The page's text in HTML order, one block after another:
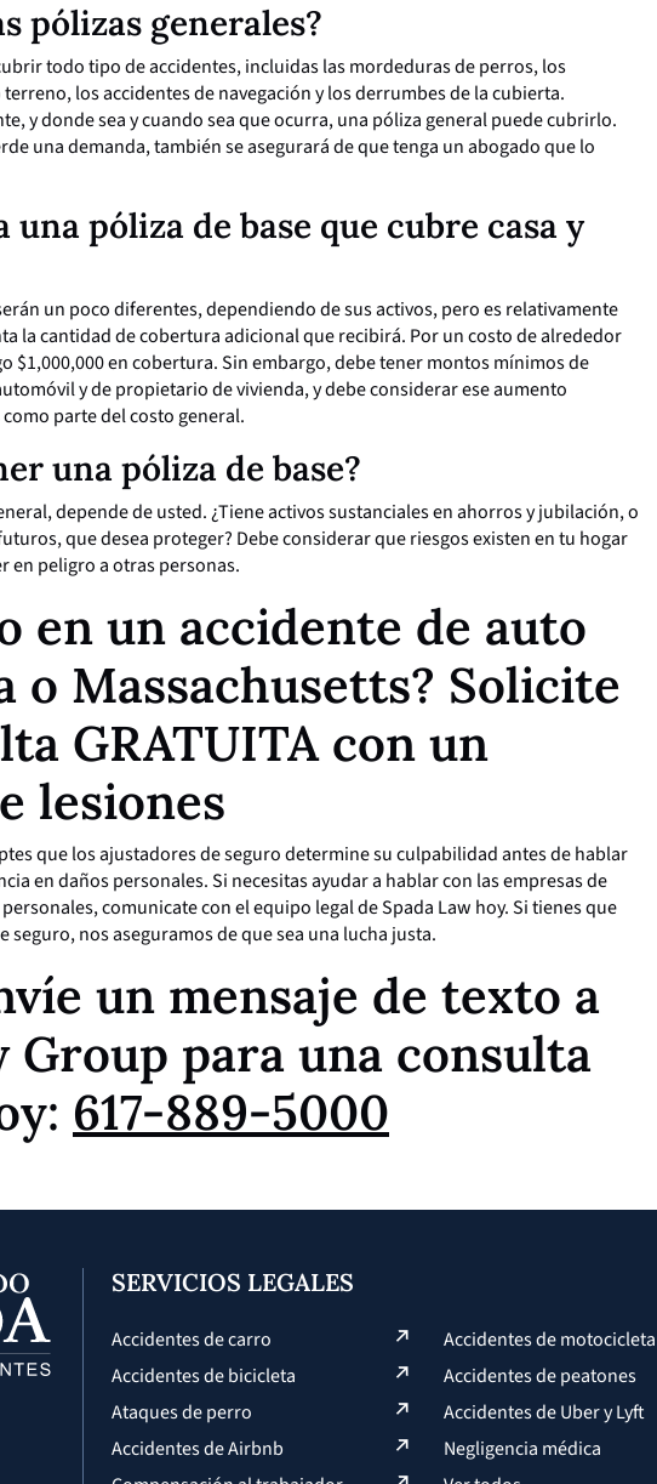
pólizas generales?
todo tipo de accidentes, incluidas las mordeduras de perros, los
los accidentes de navegación y los derrumbes de la cubierta.
y donde sea y cuando sea que ocurra, una póliza general puede cubrirlo.
una demanda, también se asegurará de que tenga un abogado que lo
una póliza de base que cubre casa y
un poco diferentes, dependiendo de sus activos, pero es relativamente
la cantidad de cobertura adicional que recibirá. Por un costo de alrededor
$1,000,000 en cobertura. Sin embargo, debe tener montos mínimos de
y de propietario de vivienda, y debe considerar ese aumento
parte del costo general.
una póliza de base?
depende de usted. ¿Tiene activos sustanciales en ahorros y jubilación, o
que desea proteger? Debe considerar que riesgos existen en tu hogar
en peligro a otras personas.
en un accidente de auto
o Massachusetts? Solicite
GRATUITA con un
lesiones
que los ajustadores de seguro determine su culpabilidad antes de hablar
en daños personales. Si necesitas ayudar a hablar con las empresas de
comunicate con el equipo legal de Spada Law hoy. Si tienes que
seguro, nos aseguramos de que sea una lucha justa.
un mensaje de texto a
Group para una consulta
617-889-5000
SERVICIOS LEGALES
Accidentes de carro
Accidentes de motocicleta
Accidentes de bicicleta
Accidentes de peatones
Ataques de perro
Accidentes de Uber y Lyft
Accidentes de Airbnb
Negligencia médica